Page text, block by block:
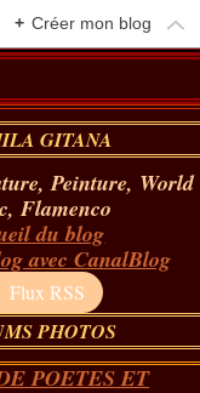
+ Créer mon blog
GITANA
Peinture, World
Flamenco
du blog
avec CanalBlog
Flux RSS
PHOTOS